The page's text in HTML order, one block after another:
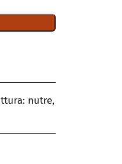
nutre,